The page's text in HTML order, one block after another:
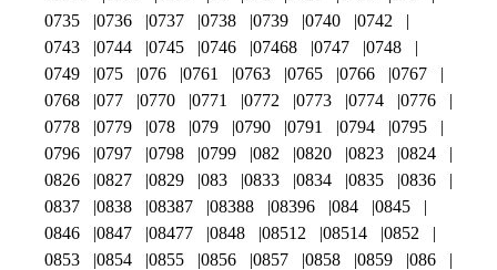
0735
0736 0737 0738 0739 0740
0742
0743
0744 0745 0746 07468 0747
0748
0749
075 076 0761 0763 0765 0766
0767
0768
077 0770 0771 0772 0773 0774
0776
0778
0779 078 079 0790 0791 0794
0795
0796
0797 0798 0799 082 0820 0823
0824
0826
0827 0829 083 0833 0834 0835
0836
0837
0838 08387 08388 08396 084
0845
0846
0847 08477 0848 08512 08514
0852
0853
0854 0855 0856 0857 0858 0859
086